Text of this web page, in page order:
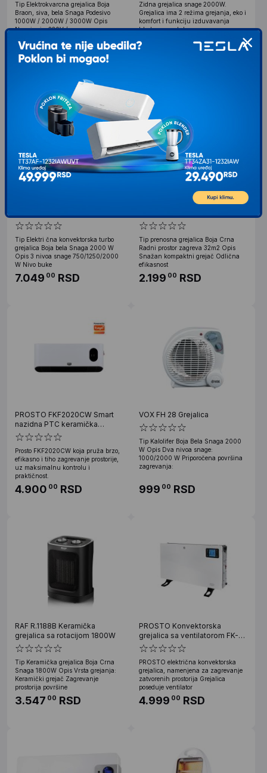
Tip Elektrokvarcna grejalica Boja
Braon, siva, bela Snaga Podesivo
1000W / 2000W / 3000W Opis
Napajanje: 230V /
4.29900 RSD
Zidna grejalica snage 2000W.
Grejalica ima 2 režima grejanja, eko i
komfort i funkciju izduvavanja
hladnog vazduha
11.351 RSD
Tip Elektri čna konvektorska turbo
grejalica Boja bela Snaga 2000 W
Opis 3 nivoa snage 750/1250/2000
W Nivo buke
7.049 00 RSD
ZILAN Mini prenosna grejalica
Tip prenosna grejalica Boja Crna
Radni prostor zagreva 32m2 Opis
Snažan kompaktni grejač Odlična
efikasnost
2.199 00 RSD
PROSTO FKF2020CW Smart
nazidna PTC keramička
grejalica 2000W
Prosto FKF2020CW koja pruža brzo,
efikasno i tiho zagrevanje prostorije,
uz maksimalnu kontrolu i
praktičnost.
4.900 00 RSD
VOX FH 28 Grejalica
Tip Kalolifer Boja Bela Snaga 2000
W Opis Dva nivoa snage:
1000/2000 W Priporočena površina
zagrevanja:
999 00 RSD
RAF R.1188B Keramička
grejalica sa rotacijom 1800W
Tip Keramička grejalica Boja Crna
Snaga 1800W Opis Vrsta grejanja:
Keramički grejač Zagrevanje
prostorija površine
3.547 00 RSD
PROSTO Konvektorska
grejalica sa ventilatorom FK-
Y06D
PROSTO električna konvektorska
grejalica, namenjena za zagrevanje
zatvorenih prostorija Grejalica
poseduje ventilator
4.999 00 RSD